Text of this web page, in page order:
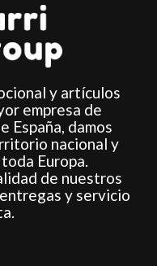
y artículos
empresa de
España, damos
nacional y
Europa.
de nuestros
y servicio